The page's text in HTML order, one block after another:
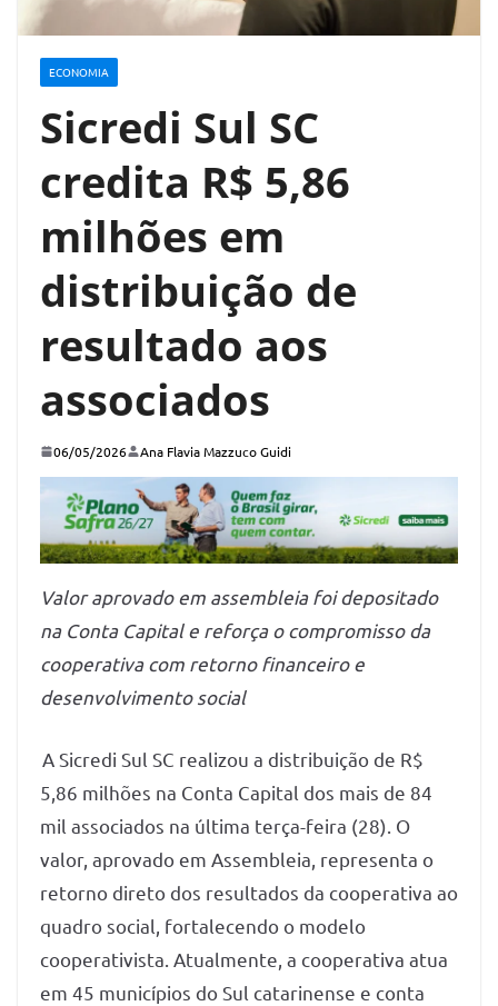
ECONOMIA
Sicredi Sul SC
credita R$ 5,86
milhões em
distribuição de
resultado aos
associados
06/05/2026 Ana Flavia Mazzuco Guidi
Valor aprovado em assembleia foi depositado
na Conta Capital e reforça o compromisso da
cooperativa com retorno financeiro e
desenvolvimento social
A Sicredi Sul SC realizou a distribuição de R$
5,86 milhões na Conta Capital dos mais de 84
mil associados na última terça-feira (28). O
valor, aprovado em Assembleia, representa o
retorno direto dos resultados da cooperativa ao
quadro social, fortalecendo o modelo
cooperativista. Atualmente, a cooperativa atua
em 45 municípios do Sul catarinense e conta